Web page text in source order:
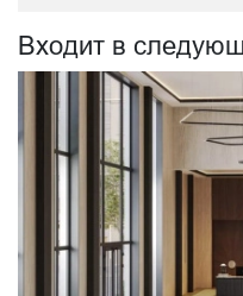
Входит в